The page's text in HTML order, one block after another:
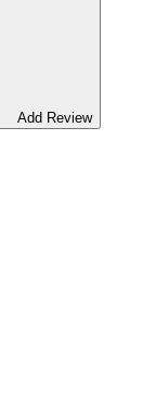
Add Review